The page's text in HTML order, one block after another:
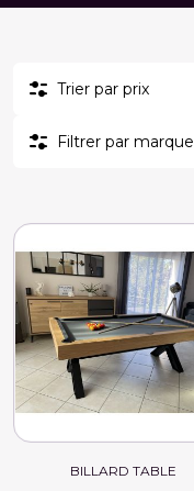
Trier par prix
Filtrer par marque
BILLARD TABLE